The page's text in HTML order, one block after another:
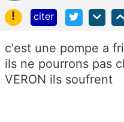
!
citer
c'est une pompe a
ils ne pourrons pas
VERON ils soufrent